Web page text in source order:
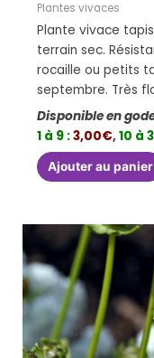
Plantes vivaces
Plante vivace
terrain sec.
rocaille ou petits
septembre. Très
Disponible en
1 à 9 :3,00€,10 à
Ajouter au panier